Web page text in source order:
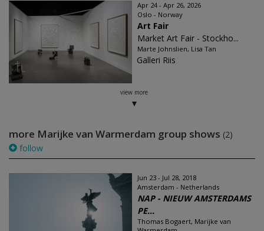
Apr 24 - Apr 26, 2026
Oslo - Norway
Art Fair
Market Art Fair - Stockho...
Marte Johnslien, Lisa Tan
Galleri Riis
view more
more Marijke van Warmerdam group shows (2)
follow
Jun 23 - Jul 28, 2018
Amsterdam - Netherlands
NAP - NIEUW AMSTERDAMS
PE...
Thomas Bogaert, Marijke van